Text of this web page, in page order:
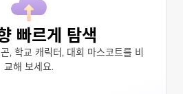
빠르게 탐색
, 학교 캐릭터, 대회 마스코트를 비
교해 보세요.